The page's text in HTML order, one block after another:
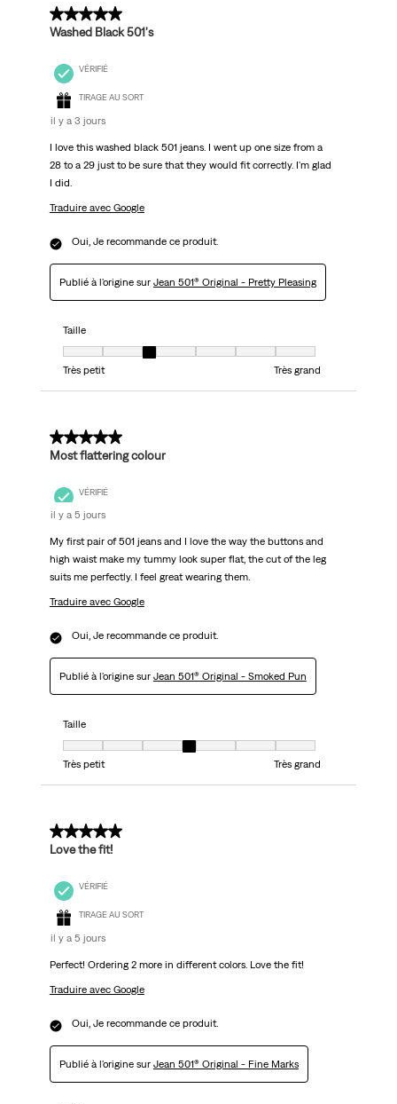
5 sur 5 étoiles.
Washed Black 501's
VÉRIFIÉ
TIRAGE AU SORT
il y a 3 jours
I love this washed black 501 jeans. I went up one size from a
28 to a 29 just to be sure that they would fit correctly. I'm glad
I did.
Traduire avec Google
Oui, Je recommande ce produit.
Publié à l'origine sur Jean 501® Original - Pretty Pleasing
Taille
Taille, 3 sur 7, où 1 est égal à Très petit et 7 est égal à Très grand
Très petit
Très grand
5 sur 5 étoiles.
Most flattering colour
VÉRIFIÉ
il y a 5 jours
My first pair of 501 jeans and I love the way the buttons and
high waist make my tummy look super flat, the cut of the leg
suits me perfectly. I feel great wearing them.
Traduire avec Google
Oui, Je recommande ce produit.
Publié à l'origine sur Jean 501® Original - Smoked Pun
Taille
Taille, 4 sur 7, où 1 est égal à Très petit et 7 est égal à Très grand
Très petit
Très grand
5 sur 5 étoiles.
Love the fit!
VÉRIFIÉ
TIRAGE AU SORT
il y a 5 jours
Perfect! Ordering 2 more in different colors. Love the fit!
Traduire avec Google
Oui, Je recommande ce produit.
Publié à l'origine sur Jean 501® Original - Fine Marks